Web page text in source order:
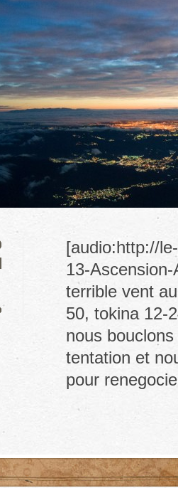
[audio:http://
13-
terrible vent
50, tokina 12-
nous
tentation et
pour